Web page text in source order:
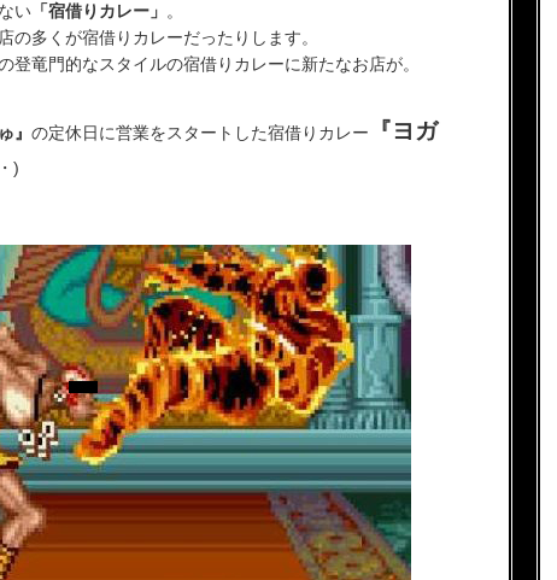
い 「宿借りカレー」 。
の多くが宿借りカレーだったりします。
登竜門的なスタイルの宿借りカレーに新たなお店が。
』 の定休日に営業をスタートした宿借りカレー
『ヨガ
)